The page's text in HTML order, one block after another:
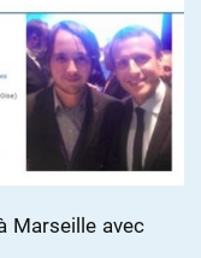
Marseille avec